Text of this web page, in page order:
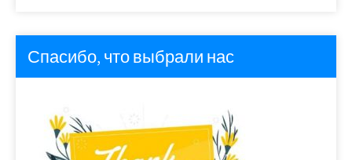
Спасибо, что выбрали нас